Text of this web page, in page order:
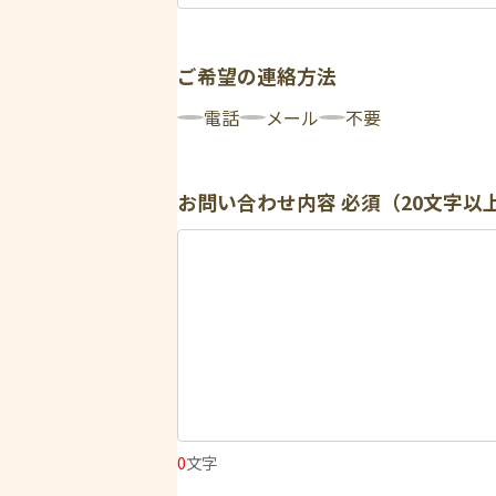
ご希望の連絡方法
電話 メール 不要
お問い合わせ内容必須（20文字以
0文字